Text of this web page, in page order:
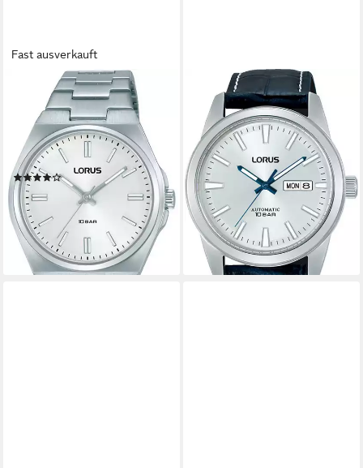
Fast ausverkauft
Quarzuhr RG309XX9,
Armbanduhr, Damenuhr,
Edelstahlarmband, analog,
Leuchtindizes
(2)
ab 49,36 € UVP69,00 €
-28%
lieferbar - in 2-3 Werktagen bei dir
Automatikuhr RL499BX9,
Armbanduhr, Herrenuhr,
Mechanische Uhr,
Lederarmband, analog, Tag
204,43 €
lieferbar in 3 Wochen